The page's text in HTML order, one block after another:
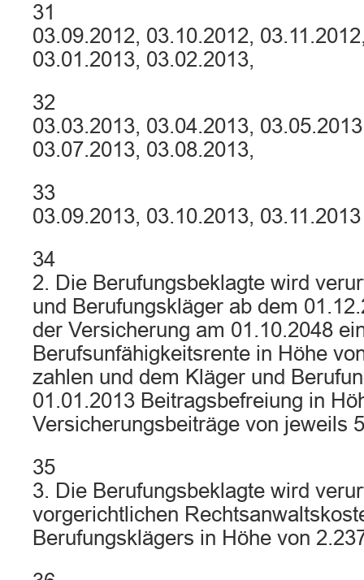
31
03.09.2012, 03.10.2012,
03.01.2013, 03.02.2013,
32
03.03.2013, 03.04.2013,
03.07.2013, 03.08.2013,
33
03.09.2013, 03.10.2013,
34
2. Die Berufungsbeklagte wird
und Berufungskläger ab dem
der Versicherung am 01.10.2048
Berufsunfähigkeitsrente in Höhe
zahlen und dem Kläger und
01.01.2013 Beitragsbefreiung in
Versicherungsbeiträge von jeweils
35
3. Die Berufungsbeklagte wird
vorgerichtlichen
Berufungsklägers in Höhe von